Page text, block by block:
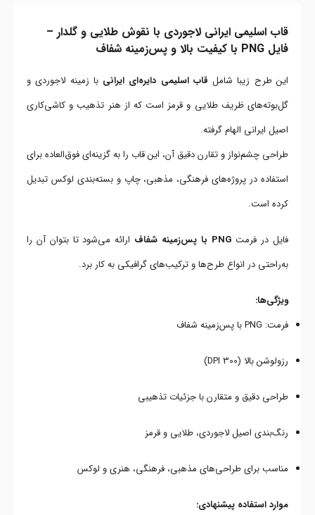
قاب اسلیمی ایرانی لاجوردی با نقوش طلایی و گلدار –
فایل PNG با کیفیت بالا و پس‌زمینه شفاف
این طرح زیبا شامل قاب اسلیمی دایره‌ای ایرانی با زمینه لاجوردی و
گل‌بوته‌های ظریف طلایی و قرمز است که از هنر تذهیب و کاشی‌کاری
اصیل ایرانی الهام گرفته.
طراحی چشم‌نواز و تقارن دقیق آن، این قاب را به گزینه‌ای فوق‌العاده برای
استفاده در پروژه‌های فرهنگی، مذهبی، چاپ و بسته‌بندی لوکس تبدیل
کرده است.
فایل در فرمت PNG با پس‌زمینه شفاف
ارائه می‌شود تا بتوان آن را
به‌راحتی در انواع طرح‌ها و ترکیب‌های گرافیکی به کار برد.
ویژگی‌ها:
فرمت: PNG با پس‌زمینه شفاف
رزولوشن بالا (300 DPI)
طراحی دقیق و متقارن با جزئیات تذهیبی
رنگ‌بندی اصیل لاجوردی، طلایی و قرمز
مناسب برای طراحی‌های مذهبی، فرهنگی، هنری و لوکس
موارد استفاده پیشنهادی: